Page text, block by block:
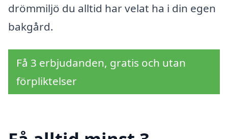
drömmiljö du alltid har velat ha i din egen
bakgård.
Få 3 erbjudanden, gratis och utan
förpliktelser